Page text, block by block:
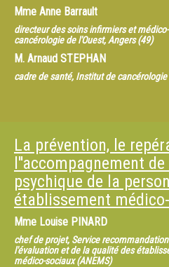
Mme Anne Barrault
directeur des soins infirmiers et
cancérologie de l'Ouest, Angers (49)
M. Arnaud STEPHAN
cadre de santé, Institut de
La prévention, le
l''accompagnement
psychique de la
établissement
Mme Louise PINARD
chef de projet, Service
l'évaluation et de la qualité des
médico-sociaux (ANEMS)